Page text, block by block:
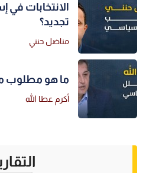
الانتخابات في
تجديد؟
مناضل حنني
ما هو مطلوب
أكرم عطا الله